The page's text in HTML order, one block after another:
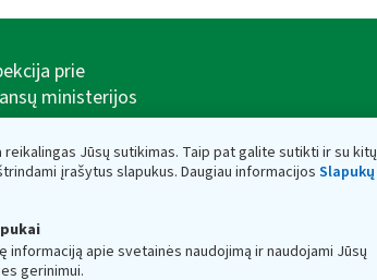
Jūsų sutikimas. Taip pat galite sutikti ir su kitų
įrašytus slapukus. Daugiau informacijos Slapukų
informaciją apie svetainės naudojimą ir naudojami Jūsų
gerinimui.
prie
ministerijos
Vilnius, Lietuva,
dėžutės adresas
kaupiami ir